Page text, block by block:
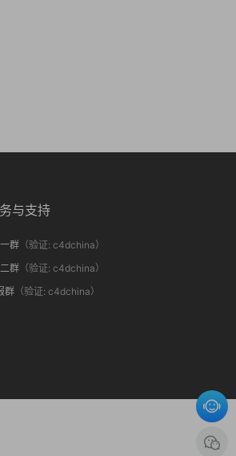
与支持
群（验证: c4dchina）
群（验证: c4dchina）
群（验证: c4dchina）